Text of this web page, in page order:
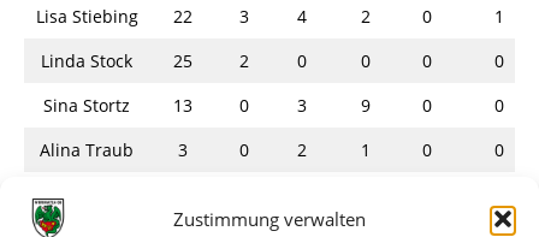
Zustimmung verwalten
Lisa Stiebing
22 3 4 2 0
1
Linda Stock
25 2 0 0 0
0
Sina Stortz
13 0 3 9 0
0
Alina Traub
3 0 2 1 0
0
Saskia
Unrath